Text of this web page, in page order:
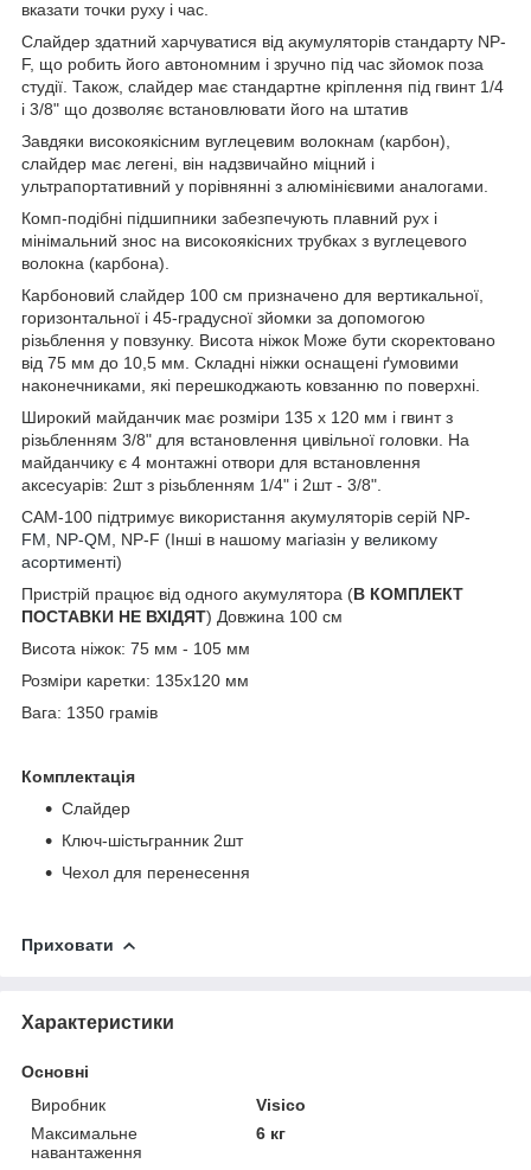
вказати точки руху і час.
Слайдер здатний харчуватися від акумуляторів стандарту NP-
F, що робить його автономним і зручно під час зйомок поза
студії. Також, слайдер має стандартне кріплення під гвинт 1/4
і 3/8" що дозволяє встановлювати його на штатив
Завдяки високоякісним вуглецевим волокнам (карбон),
слайдер має легені, він надзвичайно міцний і
ультрапортативний у порівнянні з алюмінієвими аналогами.
Комп-подібні підшипники забезпечують плавний рух і
мінімальний знос на високоякісних трубках з вуглецевого
волокна (карбона).
Карбоновий слайдер 100 см призначено для вертикальної,
горизонтальної і 45-градусної зйомки за допомогою
різьблення у повзунку. Висота ніжок Може бути скоректовано
від 75 мм до 10,5 мм. Складні ніжки оснащені ґумовими
наконечниками, які перешкоджають ковзанню по поверхні.
Широкий майданчик має розміри 135 х 120 мм і гвинт з
різьбленням 3/8" для встановлення цивільної головки. На
майданчику є 4 монтажні отвори для встановлення
аксесуарів: 2шт з різьбленням 1/4" і 2шт - 3/8".
CAM-100 підтримує використання акумуляторів серій NP-
FM
NP-QM , NP-F (Інші в нашому магіазін у великому
асортименті)
Пристрій працює від одного акумулятора (В КОМПЛЕКТ
ПОСТАВКИ НЕ ВХІДЯТ) Довжина 100 см
Висота ніжок: 75 мм - 105 мм
Розміри каретки: 135x120 мм
Вага: 1350 грамів
Комплектація
Слайдер
Ключ-шістьгранник 2шт
Чехол для перенесення
Приховати
Характеристики
Основні
Виробник
Visico
Максимальне
навантаження
6 кг